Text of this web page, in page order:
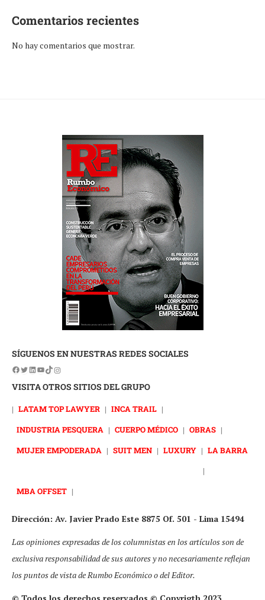
Comentarios recientes
No hay comentarios que mostrar.
SÍGUENOS EN NUESTRAS REDES SOCIALES
VISITA OTROS SITIOS DEL GRUPO
| LATAM TOP LAWYER | INCA TRAIL |
INDUSTRIA PESQUERA | CUERPO MÉDICO | OBRAS |
MUJER EMPODERADA | SUIT MEN | LUXURY | LA BARRA
|
MBA OFFSET |
Dirección: Av. Javier Prado Este 8875 Of. 501 - Lima 15494
Las opiniones expresadas de los columnistas en los artículos son de
exclusiva responsabilidad de sus autores y no necesariamente reflejan
los puntos de vista de Rumbo Económico o del Editor.